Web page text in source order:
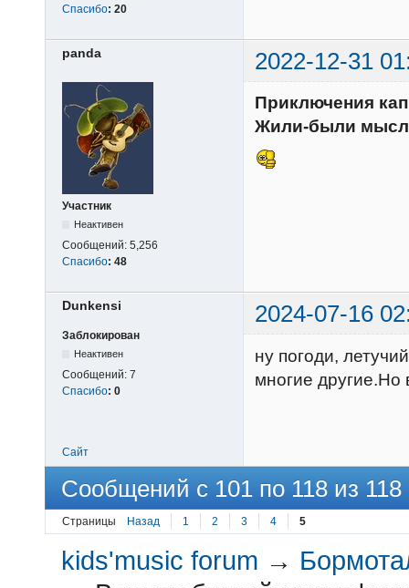
Спасибо: 20
panda 2022-12-31
Участник
Неактивен
Сообщений: 5,256
Спасибо: 48
Приключения
Жили-были
Dunkensi 2024-07-16
Заблокирован
Неактивен
Сообщений: 7
Спасибо: 0
ну погоди,
многие другие.Но
Сайт
Сообщений с 101 по 118 из 118
Страницы Назад 1 2 3 4 5
kids'music forum →